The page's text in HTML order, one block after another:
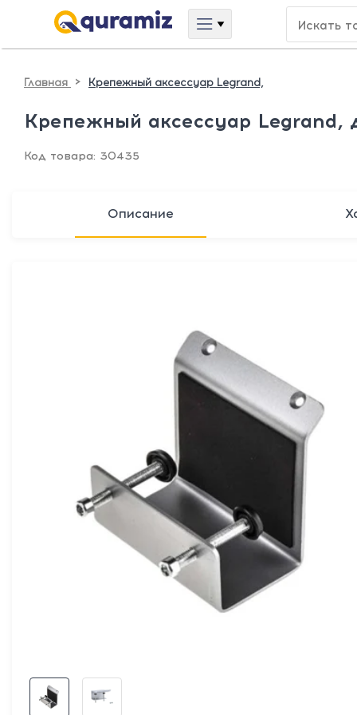
Главная > Крепежный аксессуар Legrand,
Крепежный аксессуар Legrand,
Код товара: 30435
Описание